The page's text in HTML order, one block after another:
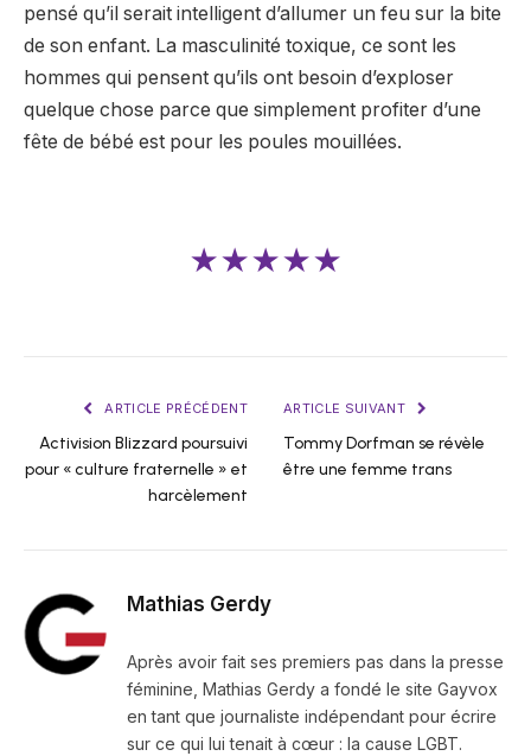
pensé qu’il serait intelligent d’allumer un feu sur la bite
de son enfant. La masculinité toxique, ce sont les
hommes qui pensent qu’ils ont besoin d’exploser
quelque chose parce que simplement profiter d’une
fête de bébé est pour les poules mouillées.
★★★★★
ARTICLE PRÉCÉDENT
Activision Blizzard poursuivi
pour « culture fraternelle » et
harcèlement
ARTICLE SUIVANT
Tommy Dorfman se révèle
être une femme trans
Mathias Gerdy
Après avoir fait ses premiers pas dans la presse
féminine, Mathias Gerdy a fondé le site Gayvox
en tant que journaliste indépendant pour écrire
sur ce qui lui tenait à cœur : la cause LGBT.